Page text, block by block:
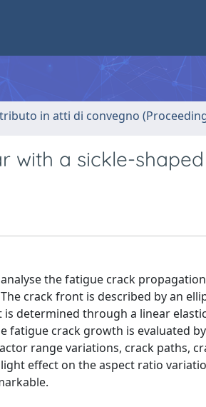
in atti di convegno
with a sickle-
the fatigue crack
crack front is described by an
determined through a linear
fatigue crack growth is evaluated
range variations, crack paths,
effect on the aspect ratio